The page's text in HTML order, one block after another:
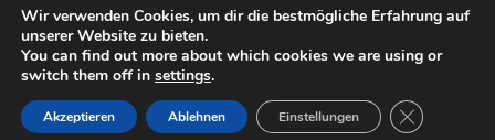
Wir verwenden Cookies, um dir die bestmögliche Erfahrung auf
unserer Website zu bieten.
You can find out more about which cookies we are using or
switch them off in settings.
Akzeptieren Ablehnen Einstellungen GDPR